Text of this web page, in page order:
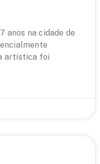
anos na cidade de
artística foi